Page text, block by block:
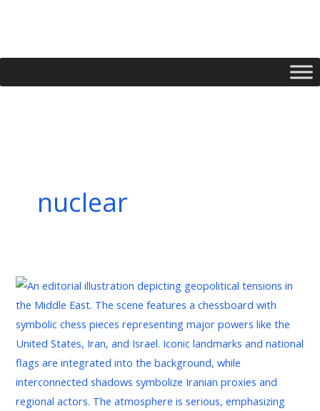
nuclear
Tensions
actuelles
entre
l’Iran,
les
États-
Unis